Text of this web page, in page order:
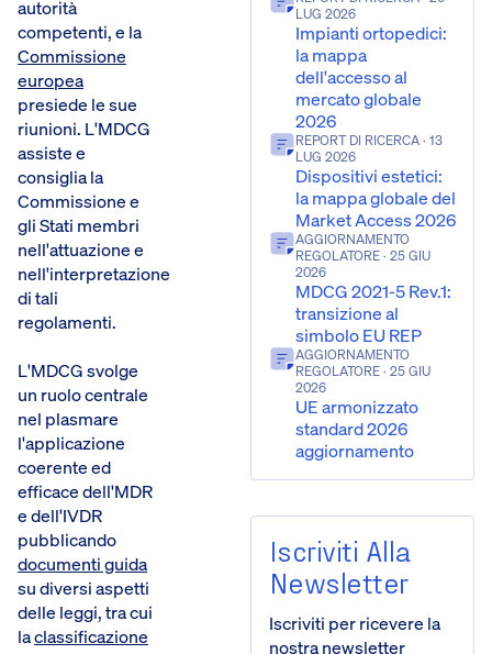
autorità
competenti, e la
Commissione
europea
presiede le sue
riunioni. L'MDCG
assiste e
consiglia la
Commissione e
gli Stati membri
nell'attuazione e
nell'interpretazione
di tali
regolamenti.
L'MDCG svolge
un ruolo centrale
nel plasmare
l'applicazione
coerente ed
efficace dell'MDR
e dell'IVDR
pubblicando
documenti guida
su diversi aspetti
delle leggi, tra cui
laclassificazione
LUG 2026
Impianti ortopedici:
la mappa
dell'accesso al
mercato globale
2026
REPORT DI RICERCA· 13
LUG 2026
Dispositivi estetici:
la mappa globale del
Market Access 2026
AGGIORNAMENTO
REGOLATORE· 25 GIU
2026
MDCG 2021-5 Rev.1:
transizione al
simbolo EU REP
AGGIORNAMENTO
REGOLATORE· 25 GIU
2026
UE armonizzato
standard 2026
aggiornamento
Iscriviti Alla
Newsletter
Iscriviti per ricevere la
nostra newsletter